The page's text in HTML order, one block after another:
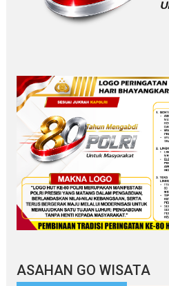
ASAHAN GO WISATA